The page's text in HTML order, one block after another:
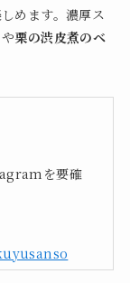
めます。濃厚ス
や栗の渋皮煮のベ
を要確